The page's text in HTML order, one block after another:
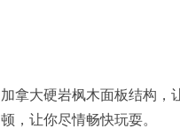
加拿大硬岩枫木面板结构，
顿，让你尽情畅快玩耍。